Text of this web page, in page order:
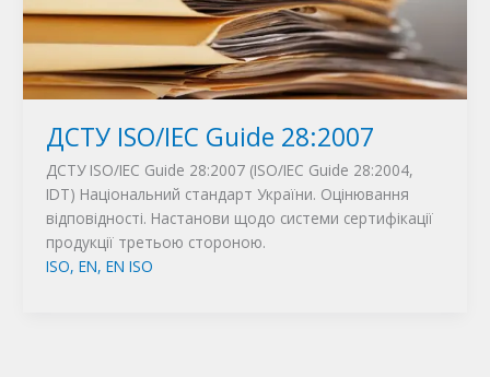
ДСТУ ISO/ІЕС Guide 28:2007
ДСТУ ISO/ІЕС Guide 28:2007 (ISO/ІЕС Guide 28:2004,
IDT) Національний стандарт України. Оцінювання
відповідності. Настанови щодо системи сертифікації
продукції третьою стороною.
ISO, EN, EN ISO